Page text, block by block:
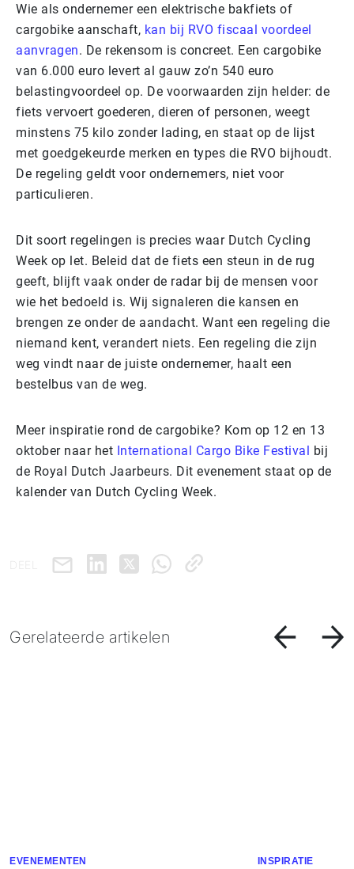
Wie als ondernemer een elektrische bakfiets of
cargobike aanschaft, kan bij RVO fiscaal voordeel
aanvragen. De rekensom is concreet. Een cargobike
van 6.000 euro levert al gauw zo’n 540 euro
belastingvoordeel op. De voorwaarden zijn helder: de
fiets vervoert goederen, dieren of personen, weegt
minstens 75 kilo zonder lading, en staat op de lijst
met goedgekeurde merken en types die RVO bijhoudt.
De regeling geldt voor ondernemers, niet voor
particulieren.
Dit soort regelingen is precies waar Dutch Cycling
Week op let. Beleid dat de fiets een steun in de rug
geeft, blijft vaak onder de radar bij de mensen voor
wie het bedoeld is. Wij signaleren die kansen en
brengen ze onder de aandacht. Want een regeling die
niemand kent, verandert niets. Een regeling die zijn
weg vindt naar de juiste ondernemer, haalt een
bestelbus van de weg.
Meer inspiratie rond de cargobike? Kom op 12 en 13
oktober naar het International Cargo Bike Festival bij
de Royal Dutch Jaarbeurs. Dit evenement staat op de
kalender van Dutch Cycling Week.
Gerelateerde artikelen
EVENEMENTEN INSPIRATIE